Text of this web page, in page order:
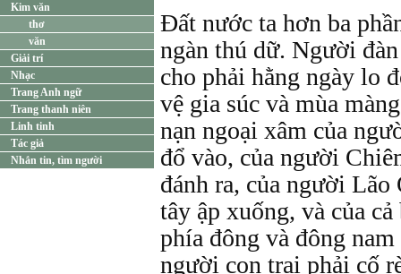
Kim văn
thơ
văn
Giải trí
Nhạc
Trang Anh ngữ
Trang thanh niên
Linh tinh
Tác giả
Nhắn tin, tìm người
Đất nước ta hơn ba
ngàn thú dữ. Người
cho phải hằng ngày lo
vệ gia súc và mùa
nạn ngoại xâm của
đổ vào, của người
đánh ra, của người
tây ập xuống, và của
phía đông và đông
người con trai phải cố